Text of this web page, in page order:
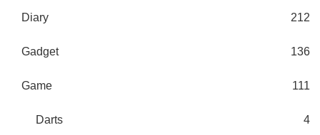
Diary 212
Gadget 136
Game 111
Darts 4